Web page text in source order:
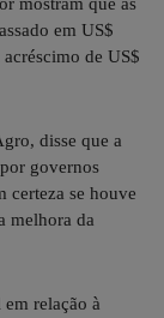
em US$
de US$
disse que a
governos
certeza se houve
melhora da
relação à